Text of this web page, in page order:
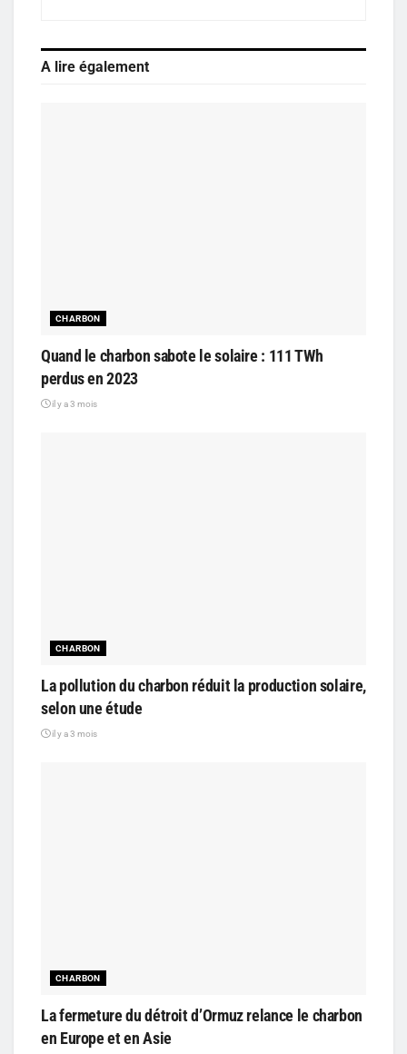
A lire également
CHARBON
Quand le charbon sabote le solaire : 111 TWh
perdus en 2023
il y a 3 mois
CHARBON
La pollution du charbon réduit la production solaire,
selon une étude
il y a 3 mois
CHARBON
La fermeture du détroit d’Ormuz relance le charbon
en Europe et en Asie